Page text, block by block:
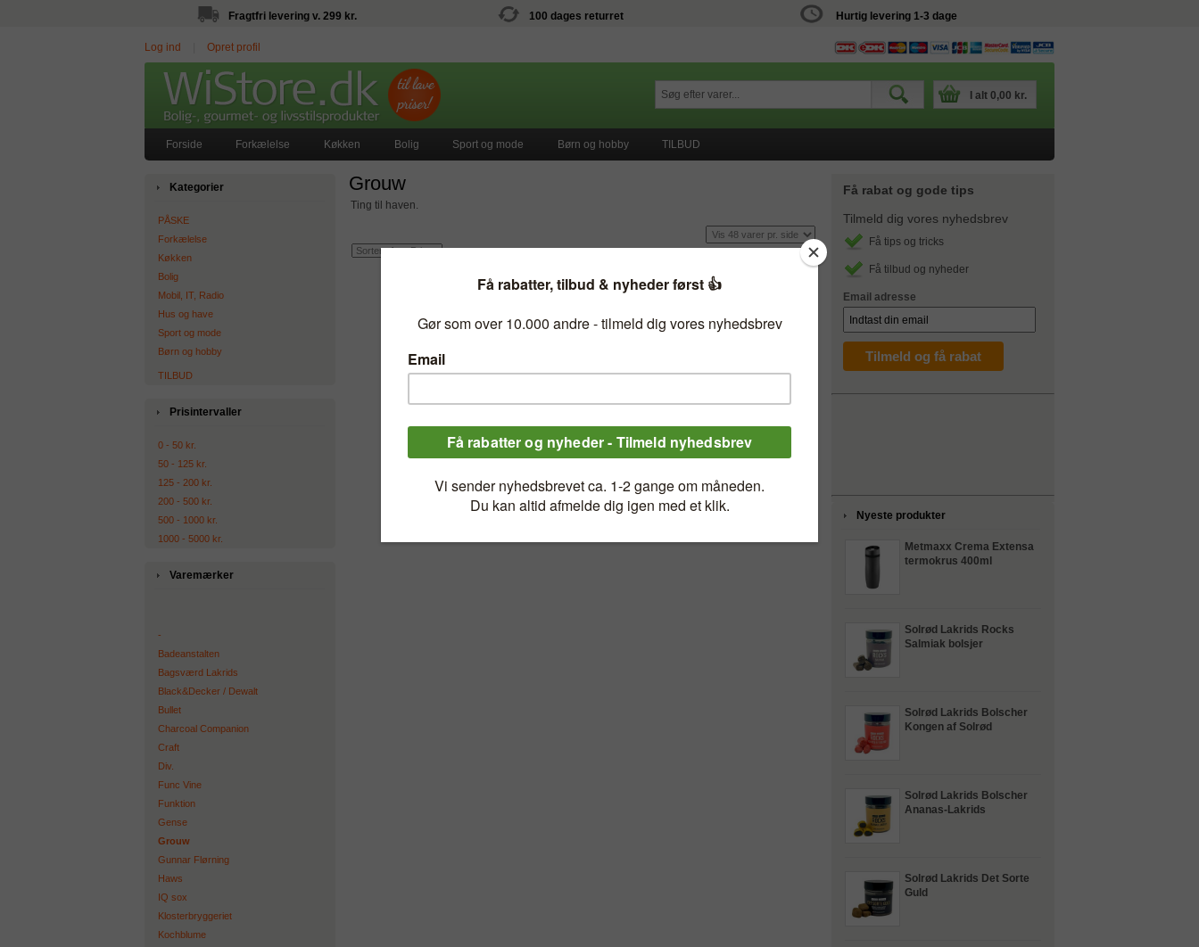
Fragtfri levering v. 299 kr. 100 dages returret Hurtig levering 1-3 dage
Log ind Opret profil
I alt 0,00 kr.
Forside Forkælelse Køkken Bolig Sport og mode Børn og hobby TILBUD
Kategorier
PÅSKE
Forkælelse
Køkken
Bolig
Mobil, IT, Radio
Hus og have
Sport og mode
Børn og hobby
TILBUD
Prisintervaller
0 - 50 kr.
50 - 125 kr.
125 - 200 kr.
200 - 500 kr.
500 - 1000 kr.
1000 - 5000 kr.
Varemærker
-
Badeanstalten
Bagsværd Lakrids
Black&Decker / Dewalt
Bullet
Charcoal Companion
Craft
Div.
Func Vine
Funktion
Gense
Grouw
Gunnar Flørning
Haws
IQ sox
Klosterbryggeriet
Kochblume
Få rabat og gode tips
Tilmeld dig vores nyhedsbrev
Få tips og tricks
Få tilbud og nyheder
Email adresse
Nyeste produkter
Metmaxx Crema Extensa
termokrus 400ml
Solrød Lakrids Rocks
Salmiak bolsjer
Solrød Lakrids Bolscher
Kongen af Solrød
Solrød Lakrids Bolscher
Ananas-Lakrids
Solrød Lakrids Det Sorte
Guld
Grouw
Ting til haven.